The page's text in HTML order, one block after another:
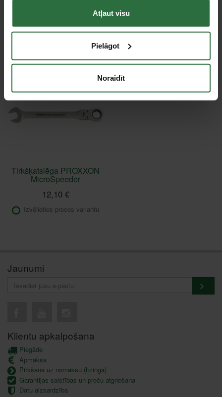
Atļaut visu
Pielāgot
Noraidīt
Failed to load product list.
Tirkšķatslēga PROXXON
MicroSpeeder
12,10 €
Izvēlieties preces variantu
Jaunumi
Klientu apkalpošana
Piegāde
Apmaksa
Pirkšana uz nomaksu (līzingā)
Garantijas saistības un preču atgriešana
Datu aizsardzība